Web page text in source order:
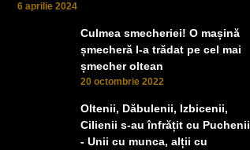
6 aprilie 2024
Culmea smecheriei! O mașină
șmecheră l-a trădat pe cel mai
șmecher oltean
20 octombrie 2022
Oltenii, Dăbulenii, Izbicenii,
Cilienii s-au înfrățit cu Puchenii
- Unii cu munca, alții cu